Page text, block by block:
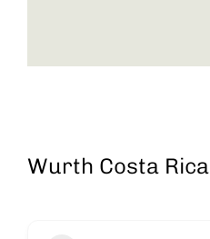
Wurth Costa Rica